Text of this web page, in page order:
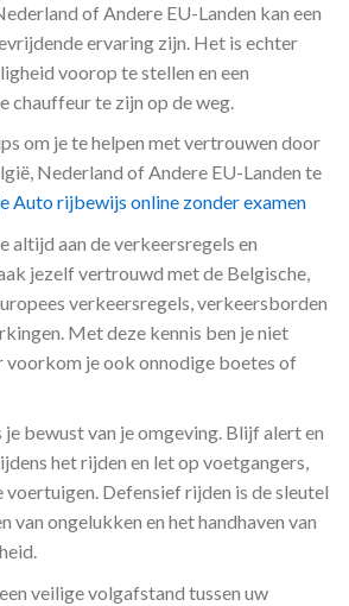
of Andere EU-Landen kan een
ervaring zijn. Het is echter
voorop te stellen en een
chauffeur te zijn op de weg.
om je te helpen met vertrouwen door
Nederland of Andere EU-Landen te
Auto rijbewijs online zonder examen
altijd aan de verkeersregels en
jezelf vertrouwd met de Belgische,
verkeersregels, verkeersborden
Met deze kennis ben je niet
voorkom je ook onnodige boetes of
je bewust van je omgeving. Blijf alert en
het rijden en let op voetgangers,
voertuigen. Defensief rijden is de sleutel
van ongelukken en het handhaven van
veilige volgafstand tussen uw